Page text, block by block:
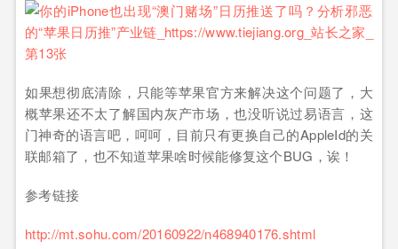
如果想彻底清除，只能等苹果官方来解决这个问题了，大
概苹果还不太了解国内灰产市场，也没听说过易语言，这
门神奇的语言吧，呵呵，目前只有更换自己的AppleId的关
联邮箱了，也不知道苹果啥时候能修复这个BUG，诶！
参考链接
http://mt.sohu.com/20160922/n468940176.shtml